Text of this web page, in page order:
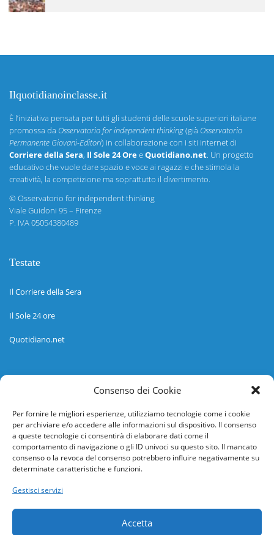
Consenso dei Cookie
Per fornire le migliori esperienze, utilizziamo tecnologie come i cookie
per archiviare e/o accedere alle informazioni sul dispositivo. Il consenso
a queste tecnologie ci consentirà di elaborare dati come il
comportamento di navigazione o gli ID univoci su questo sito. Il mancato
consenso o la revoca del consenso potrebbero influire negativamente su
determinate caratteristiche e funzioni.
Gestisci servizi
Accetta
Ilquotidianoinclasse.it
È l’iniziativa pensata per tutti gli studenti delle scuole superiori italiane
promossa da Osservatorio for independent thinking(già Osservatorio
Permanente Giovani-Editori) in collaborazione con i siti internet di
Corriere della Sera, Il Sole 24 OreeQuotidiano.net. Un progetto
educativo che vuole dare spazio e voce ai ragazzi e che stimola la
creatività, la competizione ma soprattutto il divertimento.
©Osservatorio for independent thinking
Viale Guidoni 95 – Firenze
P. IVA 05054380489
Testate
Il Corriere della Sera
Il Sole 24 ore
Quotidiano.net
Informazioni
Help desk
Guida rapida